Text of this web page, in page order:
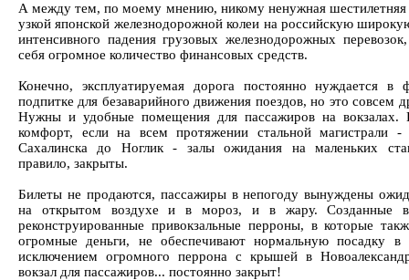
А между тем, по моему мнению, никому ненужная шестилетняя
узкой японской железнодорожной колеи на российскую
интенсивного падения грузовых железнодорожных
себя огромное количество финансовых средств.
Конечно, эксплуатируемая дорога постоянно нуждается в
подпитке для безаварийного движения поездов, но это совсем
Нужны и удобные помещения для пассажиров на
комфорт, если на всем протяжении стальной
Сахалинска до Ноглик - залы ожидания на маленьких
правило, закрыты.
Билеты не продаются, пассажиры в непогоду вынуждены
на открытом воздухе и в мороз, и в жару. Созданные
реконструированные привокзальные перроны, в которые
огромные деньги, не обеспечивают нормальную посадку в
исключением огромного перрона с крышей в
вокзал для пассажиров... постоянно закрыт!